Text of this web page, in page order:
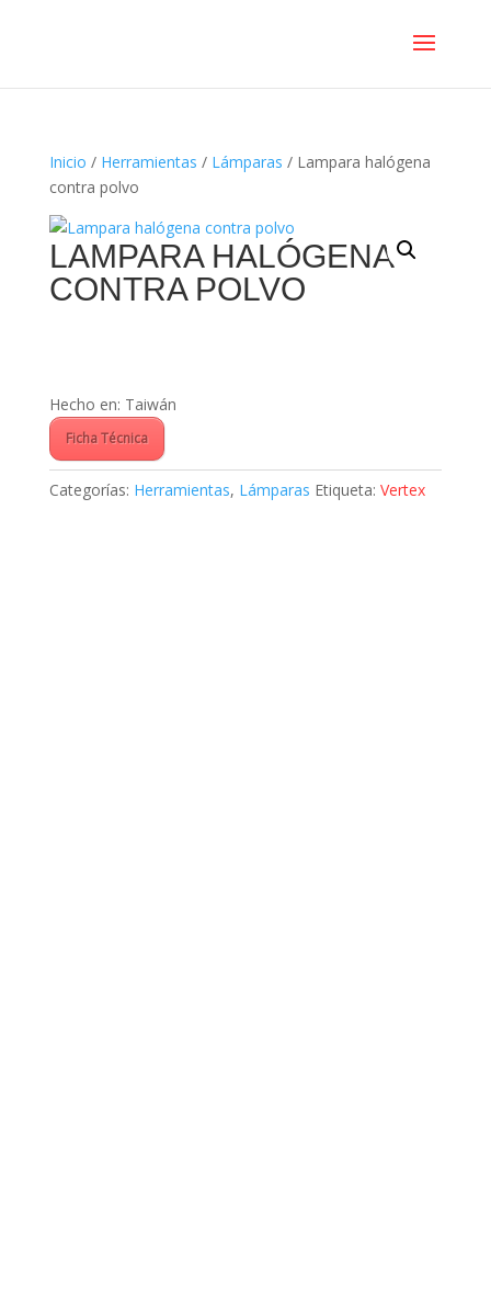
Inicio / Herramientas / Lámparas / Lampara halógena
contra polvo
LAMPARA HALÓGENA
CONTRA POLVO
Hecho en: Taiwán
Ficha Técnica
Categorías: Herramientas, Lámparas Etiqueta: Vertex